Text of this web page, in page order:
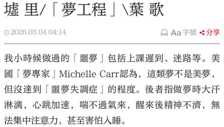
墟 里/「夢工程」\葉 歌
2026.03.04 04:14 字號 分享
我小時候做過的「噩夢」包括上課遲到、迷路等。美
國「夢專家」Michelle Carr認為，這類夢不是美夢，
但沒達到「噩夢失調症」的程度。後者指做夢時大汗
淋漓，心跳加速，喘不過氣來，醒來後精神不濟，無
法集中注意力，甚至害怕入睡。